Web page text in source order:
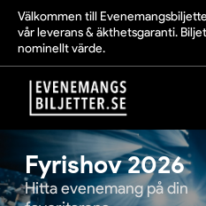
Välkommen till
vår leverans & äkthetsgaranti.
nominellt värde.
Fyrishov 2026
Hitta evenemang på din